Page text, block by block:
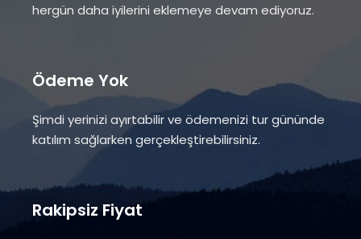
hergün daha iyilerini eklemeye devam ediyoruz.
Ödeme Yok
Şimdi yerinizi ayırtabilir ve ödemenizi tur gününde
katılım sağlarken gerçekleştirebilirsiniz.
Rakipsiz Fiyat